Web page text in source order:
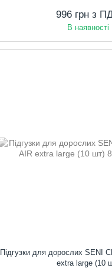
996 грн з
В наявності
Підгузки для дорослих SENI
extra large (10